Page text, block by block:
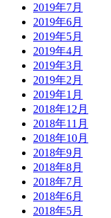
2019年7月
2019年6月
2019年5月
2019年4月
2019年3月
2019年2月
2019年1月
2018年12月
2018年11月
2018年10月
2018年9月
2018年8月
2018年7月
2018年6月
2018年5月